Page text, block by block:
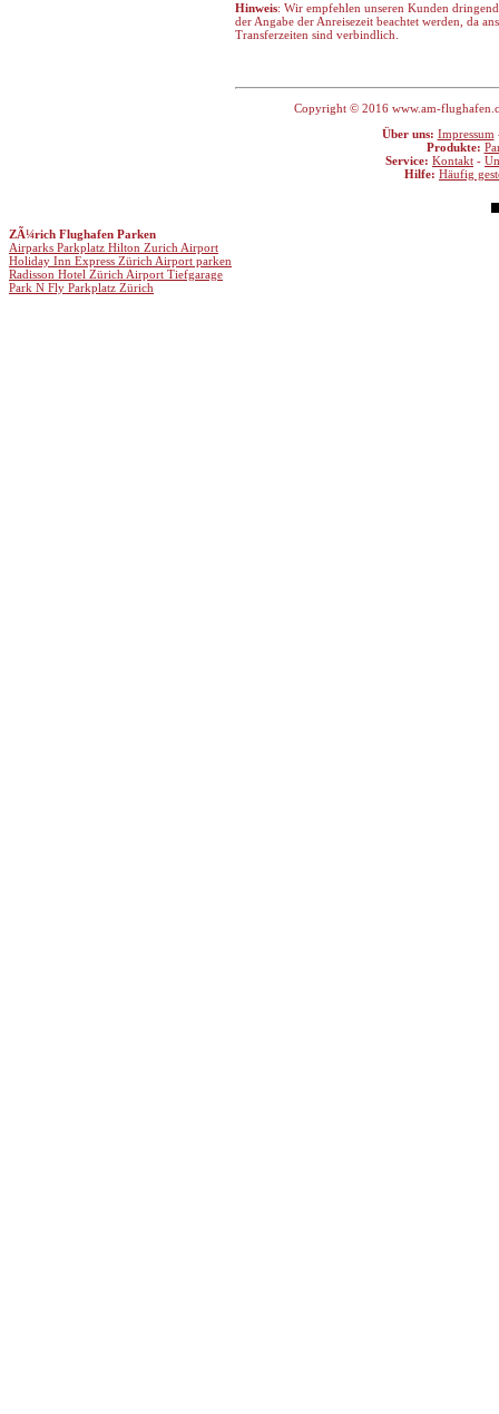
Hinweis: Wir empfehlen unseren Kunden
der Angabe der Anreisezeit beachtet werden, da
Transferzeiten sind verbindlich.
Copyright © 2016 www.am-
Über uns: Impressum
Produkte:
Service: Kontakt -
Hilfe: Häufig
ZÃ¼rich Flughafen Parken
Airparks Parkplatz Hilton Zurich Airport
Holiday Inn Express Zürich Airport parken
Radisson Hotel Zürich Airport Tiefgarage
Park N Fly Parkplatz Zürich